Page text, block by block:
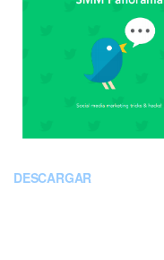
DESCARGAR